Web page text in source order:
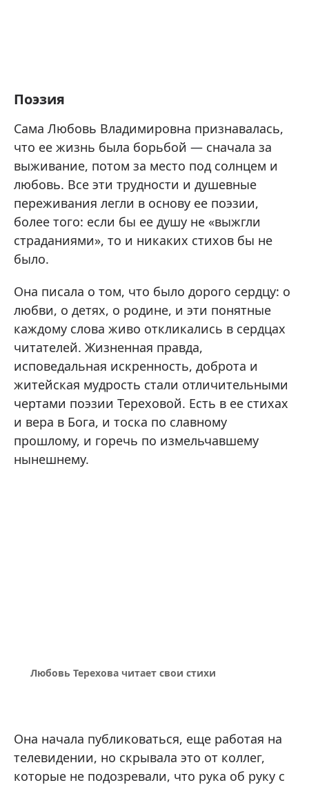
Поэзия
Сама Любовь Владимировна признавалась,
что ее жизнь была борьбой — сначала за
выживание, потом за место под солнцем и
любовь. Все эти трудности и душевные
переживания легли в основу ее поэзии,
более того: если бы ее душу не «выжгли
страданиями», то и никаких стихов бы не
было.
Она писала о том, что было дорого сердцу: о
любви, о детях, о родине, и эти понятные
каждому слова живо откликались в сердцах
читателей. Жизненная правда,
исповедальная искренность, доброта и
житейская мудрость стали отличительными
чертами поэзии Тереховой. Есть в ее стихах
и вера в Бога, и тоска по славному
прошлому, и горечь по измельчавшему
нынешнему.
Любовь Терехова читает свои стихи
Она начала публиковаться, еще работая на
телевидении, но скрывала это от коллег,
которые не подозревали, что рука об руку с